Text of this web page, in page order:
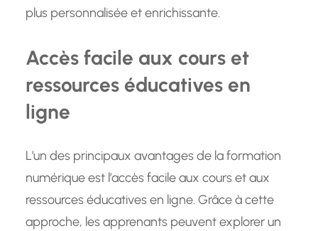
plus personnalisée et enrichissante.
Accès facile aux cours et
ressources éducatives en
ligne
L’un des principaux avantages de la formation
numérique est l’accès facile aux cours et aux
ressources éducatives en ligne. Grâce à cette
approche, les apprenants peuvent explorer un